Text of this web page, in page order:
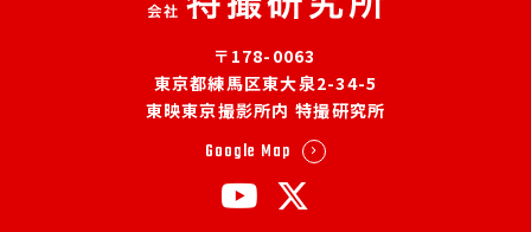
〒178-0063
東京都練馬区東大泉2-34-5
東映東京撮影所内 特撮研究所
Google Map